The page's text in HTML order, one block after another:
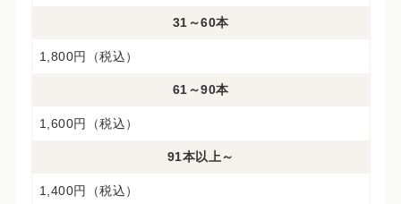
31～60本
1,800円（税込）
61～90本
1,600円（税込）
91本以上～
1,400円（税込）